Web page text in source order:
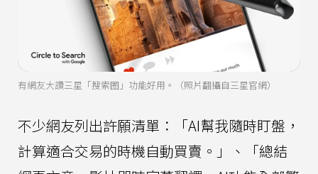
有網友大讚三星「搜索圈」功能好用。（照片翻攝自三星官網）
不少網友列出許願清單：「AI幫我隨時盯盤，
計算適合交易的時機自動買賣。」、「總結